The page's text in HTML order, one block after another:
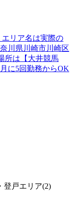
リア名は実際の
川県川崎市川崎区
所は【大井競馬
に5回勤務からOK
登戸エリア(2)